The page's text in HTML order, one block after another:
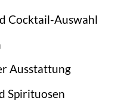
Cocktail-Auswahl
Ausstattung
Spirituosen